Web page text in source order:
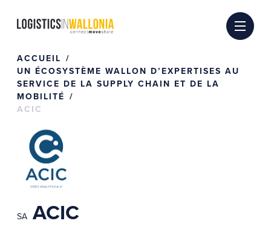
ACCUEIL
UN ÉCOSYSTÈME WALLON D’EXPERTISES AU
SERVICE DE LA SUPPLY CHAIN ET DE LA
MOBILITÉ
ACIC
SA ACIC